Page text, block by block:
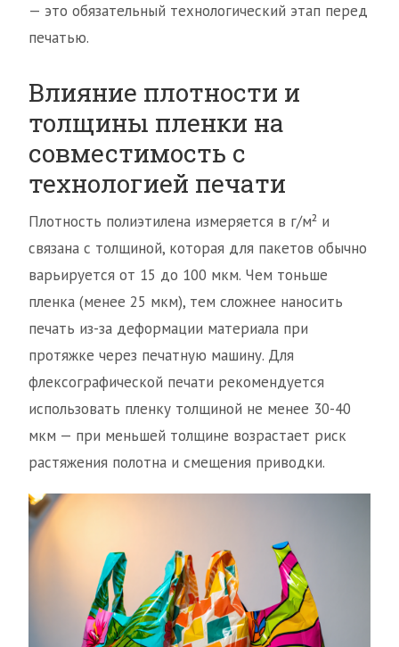
— это обязательный технологический этап перед
печатью.
Влияние плотности и
толщины пленки на
совместимость с
технологией печати
Плотность полиэтилена измеряется в г/м² и
связана с толщиной, которая для пакетов обычно
варьируется от 15 до 100 мкм. Чем тоньше
пленка (менее 25 мкм), тем сложнее наносить
печать из-за деформации материала при
протяжке через печатную машину. Для
флексографической печати рекомендуется
использовать пленку толщиной не менее 30-40
мкм — при меньшей толщине возрастает риск
растяжения полотна и смещения приводки.